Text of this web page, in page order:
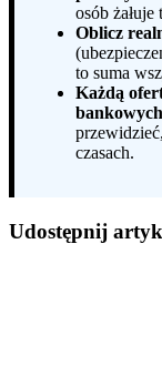
osób
Oblicz
to suma
Każdą
czasach.
Udostępnij